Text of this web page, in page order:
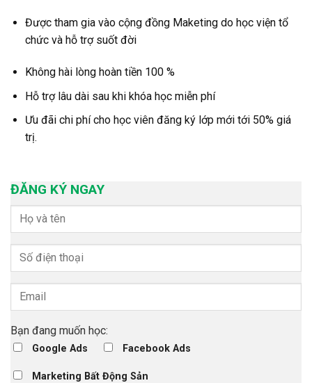
Được tham gia vào cộng đồng Maketing do học viện tổ
chức và hỗ trợ suốt đời
Không hài lòng hoàn tiền 100 %
Hỗ trợ lâu dài sau khi khóa học miễn phí
Ưu đãi chi phí cho học viên đăng ký lớp mới tới 50% giá
trị.
ĐĂNG KÝ NGAY
Bạn đang muốn học:
Google Ads Facebook Ads
Marketing Bất Động Sản